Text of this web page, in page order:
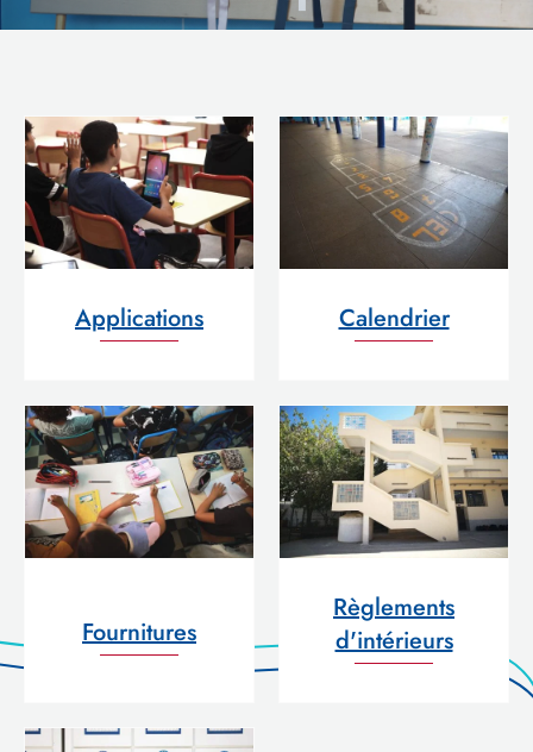
Applications Calendrier
Fournitures
Règlements
d'intérieurs